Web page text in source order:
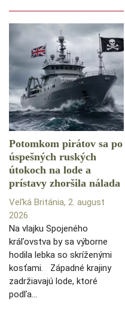
Potomkom pirátov sa po
úspešných ruských
útokoch na lode a
prístavy zhoršila nálada
Veľká Británia, 2. august
2026
Na vlajku Spojeného
kráľovstva by sa výborne
hodila lebka so skríženými
kosťami. Západné krajiny
zadržiavajú lode, ktoré
podľa…